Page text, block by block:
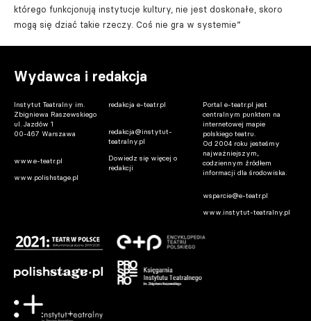
którego funkcjonują instytucje kultury, nie jest doskonałe, skoro
mogą się dziać takie rzeczy. Coś nie gra w systemie”
Wydawca i redakcja
Instytut Teatralny im.
Zbigniewa Raszewskiego
ul. Jazdów 1
00-467 Warszawa
www.e-teatr.pl
www.polishstage.pl
redakcja e-teatr.pl
redakcja@instytut-
teatralny.pl
Dowiedz się więcej o
redakcji
Portal e-teatr.pl jest
centralnym punktem na
internetowej mapie
polskiego teatru.
Od 2004 roku jesteśmy
najważniejszym,
codziennym źródłem
informacji dla środowiska.
wsparcie@e-teatr.pl
www.instytut-teatralny.pl